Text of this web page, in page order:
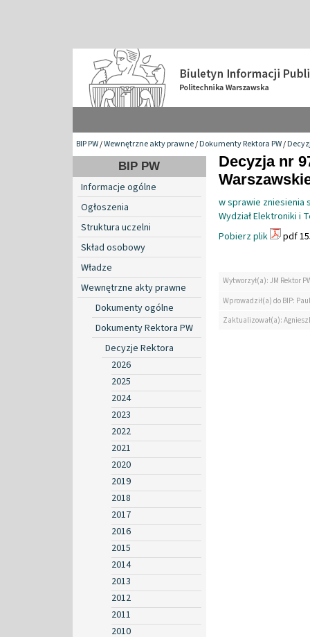
BIP PW/Wewnętrzne akty prawne/Dokumenty Rektora PW/
BIP PW
Informacje ogólne
Ogłoszenia
Struktura uczelni
Skład osobowy
Władze
Wewnętrzne akty prawne
Dokumenty ogólne
Dokumenty Rektora PW
Decyzje Rektora
2026
2025
2024
2023
2022
2021
2020
2019
2018
2017
2016
2015
2014
2013
2012
2011
2010
Decyzja nr
w sprawie zniesienia
Wydział Elektroniki i
Pobierz plik
pdf
Wytworzył(a): JM Rektor
Wprowadził(a) do BIP:
Zaktualizował(a):